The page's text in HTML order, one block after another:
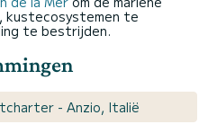
kustecosystemen te
te bestrijden.
- Anzio, Italië